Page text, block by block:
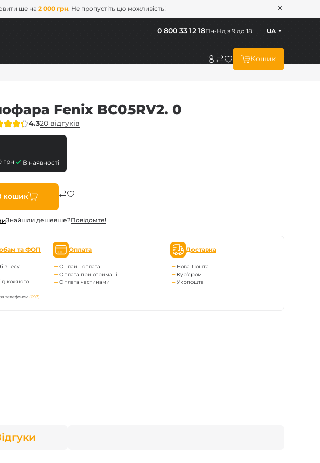
ще на2 000 грн. Не пропустіть цю можливість!
Кошик
Пн-Нд з 9 до 18
0 800 33 12 18 UA
Fenix BC05RV2. 0
4.320 відгуків
грн В наявності
кошик
Знайшли дешевше?Повiдомте!
та ФОП
кожного
телефоном(097)
Оплата
Онлайн оплата
Оплата при отримані
Оплата частинами
Доставка
Нова Пошта
Кур’єром
Укрпошта